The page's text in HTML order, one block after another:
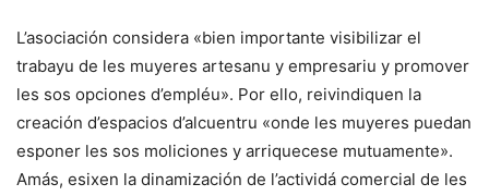
L’asociación considera «bien importante visibilizar el
trabayu de les muyeres artesanu y empresariu y promover
les sos opciones d’empléu». Por ello, reivindiquen la
creación d’espacios d’alcuentru «onde les muyeres puedan
esponer les sos moliciones y arriquecese mutuamente».
Amás, esixen la dinamización de l’actividá comercial de les